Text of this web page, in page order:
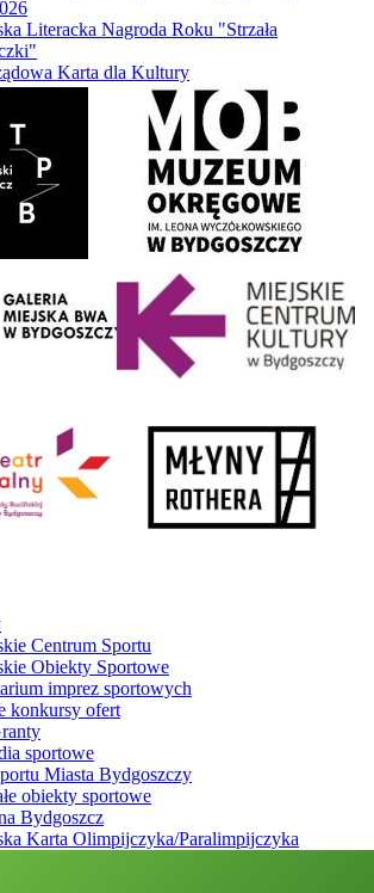
Literacka Nagroda Roku "Strzała
Karta dla Kultury
Centrum Sportu
Obiekty Sportowe
imprez sportowych
konkursy ofert
sportowe
Miasta Bydgoszczy
obiekty sportowe
Bydgoszcz
Karta Olimpijczyka/Paralimpijczyka